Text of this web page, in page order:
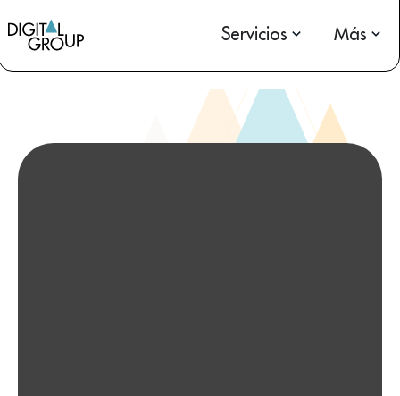
Servicios Más